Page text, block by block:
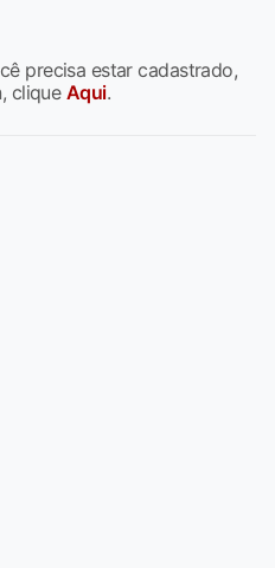
precisa estar cadastrado,
clique Aqui.